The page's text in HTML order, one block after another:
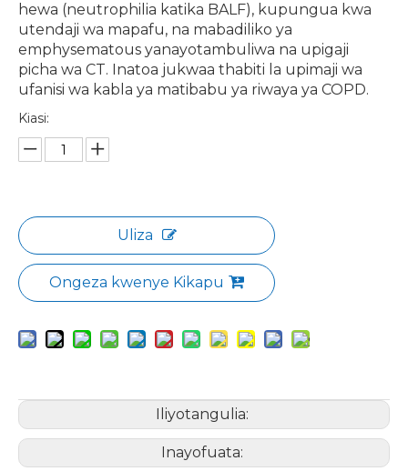
hewa (neutrophilia katika BALF), kupungua kwa
utendaji wa mapafu, na mabadiliko ya
emphysematous yanayotambuliwa na upigaji
picha wa CT. Inatoa jukwaa thabiti la upimaji wa
ufanisi wa kabla ya matibabu ya riwaya ya COPD.
Kiasi:
Uliza
Ongeza kwenye Kikapu
Iliyotangulia:
Inayofuata: